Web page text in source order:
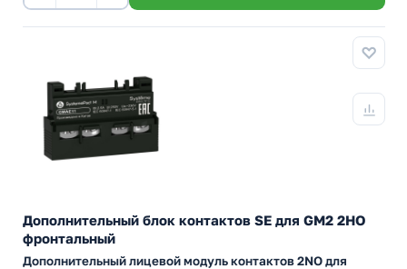
Дополнительный блок контактов SE для GM2 2НО
фронтальный
Дополнительный лицевой модуль контактов 2NO для